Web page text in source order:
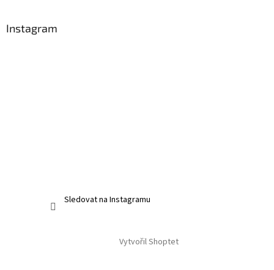
Instagram
Sledovat na Instagramu
Vytvořil Shoptet